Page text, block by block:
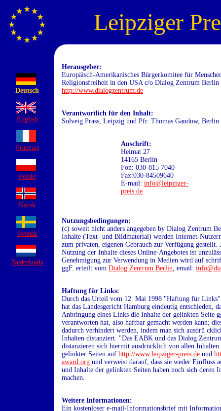
Leipziger
Deutsch
English
Français
Polski
Norsk
Svensk
Nederlands
Herausgeber:
Europäisch-Amerikanisches Bürgerkomitee für
Religionsfreiheit in den USA c/o Dialog Zentrum Berlin
http://www.dialogzentrum.de
Verantwortlich für den Inhalt:
Solveig Prass, Leipzig und Pfr. Thomas Gandow, Berlin
Anschrift:
Heimat 27
14165 Berlin
Fon: 030-815 7040
Fax:030-84509640
E-mail: info@leipziger-
preis.de
Nutzungsbedingungen:
(c) soweit nicht anders angegeben by Dialog Zentrum
Inhalte (Text- und Bildmaterial) werden Internet-
zum privaten, eigenen Gebrauch zur Verfügung gestellt.
Nutzung der Inhalte dieses Online-Angebotes ist
Genehmigung zur Verwendung in Medien wird auf
ggF. erteilt vom Dialog Zentrum Berlin, email:
Haftung für Links:
Durch das Urteil vom 12. Mai 1998 "Haftung für
hat das Landesgericht Hamburg eindeutig entschieden,
Anbringung eines Links die Inhalte der gelinkten Seite
verantworten hat, also haftbar gemacht werden kann;
dadurch verhindert werden, indem man sich ausdrü
Inhalten distanziert. "Das EABK und das Dialog
distanzieren sich hiermit ausdrücklich von allen Inhalten
gelinkter Seiten auf http://www.leipziger-preis.de und
award.org und verweist darauf, dass sie weder Einfluss
und Inhalte der gelinkten Seiten haben noch sich deren
machen.
Weitere Informationen:
Ein kostenloser e-mail-Informationsbrief mit